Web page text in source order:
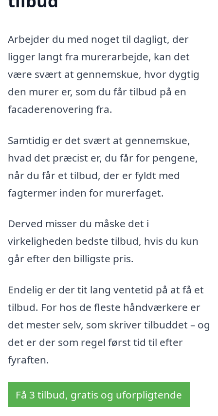
Arbejder du med noget til dagligt, der
ligger langt fra murerarbejde, kan det
være svært at gennemskue, hvor dygtig
den murer er, som du får tilbud på en
facaderenovering fra.
Samtidig er det svært at gennemskue,
hvad det præcist er, du får for pengene,
når du får et tilbud, der er fyldt med
fagtermer inden for murerfaget.
Derved misser du måske det i
virkeligheden bedste tilbud, hvis du kun
går efter den billigste pris.
Endelig er der tit lang ventetid på at få et
tilbud. For hos de fleste håndværkere er
det mester selv, som skriver tilbuddet – og
det er der som regel først tid til efter
fyraften.
Få 3 tilbud, gratis og uforpligtende